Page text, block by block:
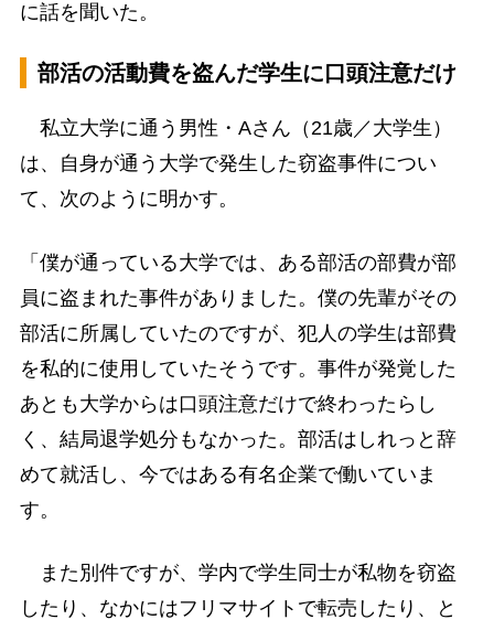
に話を聞いた。
部活の活動費を盗んだ学生に口頭注意だけ
私立大学に通う男性・Aさん（21歳／大学生）
は、自身が通う大学で発生した窃盗事件につい
て、次のように明かす。
「僕が通っている大学では、ある部活の部費が部
員に盗まれた事件がありました。僕の先輩がその
部活に所属していたのですが、犯人の学生は部費
を私的に使用していたそうです。事件が発覚した
あとも大学からは口頭注意だけで終わったらし
く、結局退学処分もなかった。部活はしれっと辞
めて就活し、今ではある有名企業で働いていま
す。
また別件ですが、学内で学生同士が私物を窃盗
したり、なかにはフリマサイトで転売したり、と